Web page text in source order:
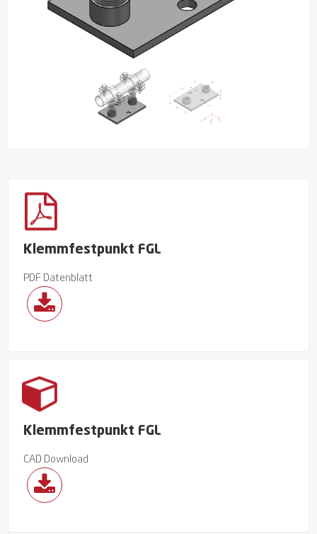
Klemmfestpunkt FGL
PDF Datenblatt
Klemmfestpunkt FGL
CAD Download